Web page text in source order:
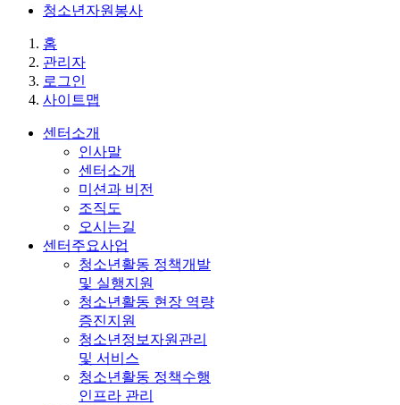
청소년자원봉사
홈
관리자
로그인
사이트맵
센터소개
인사말
센터소개
미션과 비전
조직도
오시는길
센터주요사업
청소년활동 정책개발
및 실행지원
청소년활동 현장 역량
증진지원
청소년정보자원관리
및 서비스
청소년활동 정책수행
인프라 관리